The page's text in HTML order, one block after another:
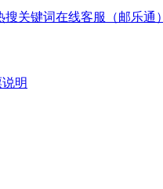
搜关键词在线客服（邮乐通）
明